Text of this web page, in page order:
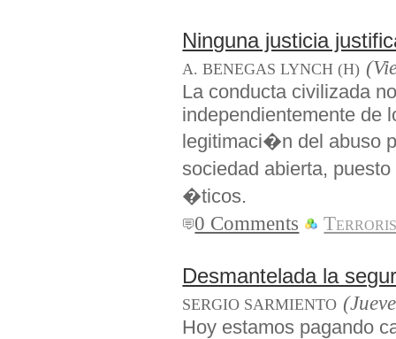
Ninguna justicia
A. BENEGAS LYNCH (H)
La conducta civilizada
independientemente de
legitimaci�n del abuso
sociedad abierta,
�ticos.
0 Comments
Desmantelada la
SERGIO SARMIENTO
Hoy estamos pagando